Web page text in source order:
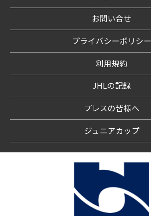
お問い合せ
プライバシーポリシー
利用規約
JHLの記録
プレスの皆様へ
ジュニアカップ